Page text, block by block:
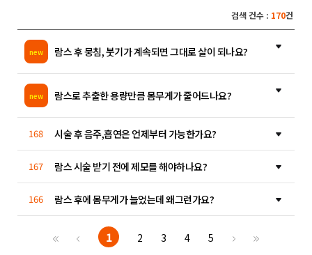
검색 건수 : 170건
new 람스 후 뭉침, 붓기가 계속되면 그대로 살이 되나요?
new 람스로 추출한 용량만큼 몸무게가 줄어드나요?
168 시술 후 음주,흡연은 언제부터 가능한가요?
167 람스 시술 받기 전에 제모를 해야하나요?
166 람스 후에 몸무게가 늘었는데 왜그런가요?
1 2 3 4 5